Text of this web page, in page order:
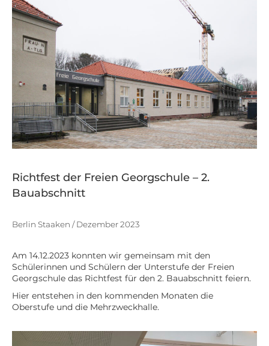
Richtfest der Freien Georgschule – 2.
Bauabschnitt
Berlin Staaken / Dezember 2023
Am 14.12.2023 konnten wir gemeinsam mit den
Schülerinnen und Schülern der Unterstufe der Freien
Georgschule das Richtfest für den 2. Bauabschnitt feiern.
Hier entstehen in den kommenden Monaten die
Oberstufe und die Mehrzweckhalle.